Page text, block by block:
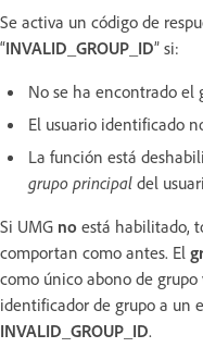
Se activa un código de
“INVALID_GROUP_ID” si:
No se ha encontrado el
El usuario identificado
La función está
grupo principal del
Si UMG no está habilitado,
comportan como antes. El
como único abono de
identificador de grupo a un
INVALID_GROUP_ID.